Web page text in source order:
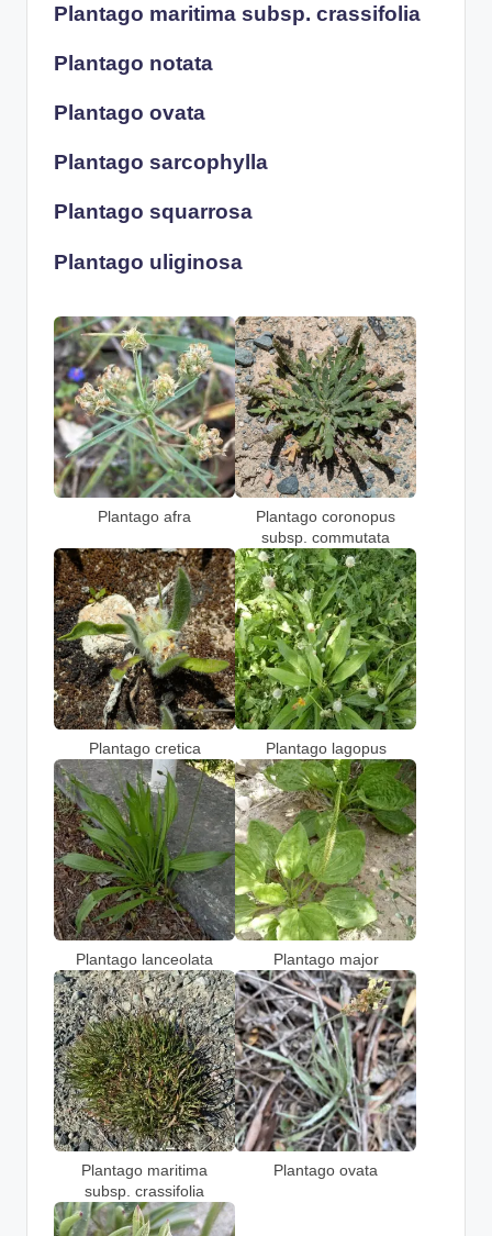
Plantago maritima subsp. crassifolia
Plantago notata
Plantago ovata
Plantago sarcophylla
Plantago squarrosa
Plantago uliginosa
Plantago afra
Plantago coronopus
subsp. commutata
Plantago cretica Plantago lagopus
Plantago lanceolata Plantago major
Plantago maritima
subsp. crassifolia
Plantago ovata